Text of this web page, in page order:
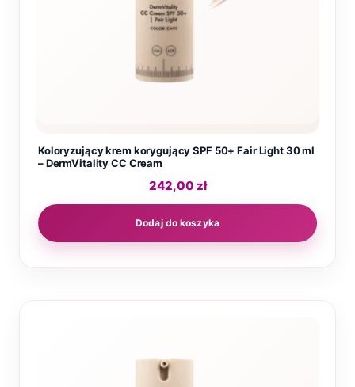
Koloryzujący krem korygujący SPF 50+ Fair Light 30 ml
– DermVitality CC Cream
242,00 zł
Dodaj do koszyka